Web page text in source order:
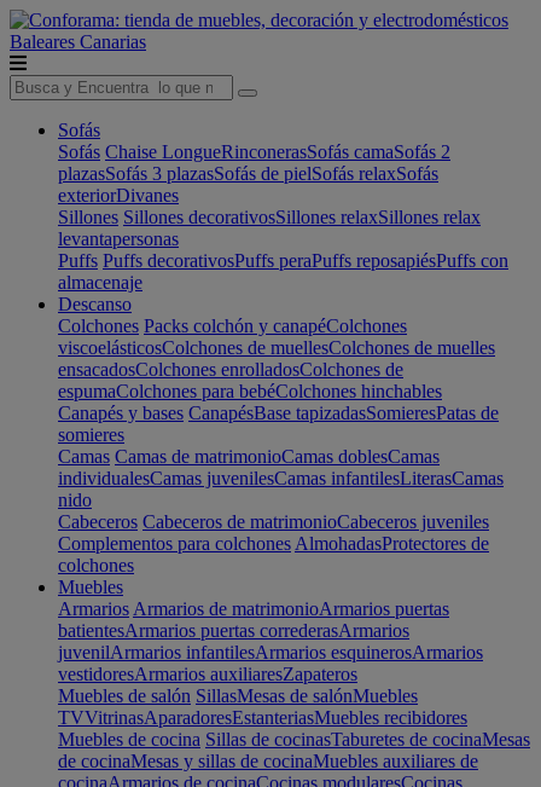
Baleares Canarias
Sofás
Sofás Chaise LongueRinconerasSofás camaSofás 2
plazasSofás 3 plazasSofás de pielSofás relaxSofás
exteriorDivanes
Sillones Sillones decorativosSillones relaxSillones relax
levantapersonas
Puffs Puffs decorativosPuffs peraPuffs reposapiésPuffs con
almacenaje
Descanso
Colchones Packs colchón y canapéColchones
viscoelásticosColchones de muellesColchones de muelles
ensacadosColchones enrolladosColchones de
espumaColchones para bebéColchones hinchables
Canapés y bases CanapésBase tapizadasSomieresPatas de
somieres
Camas Camas de matrimonioCamas doblesCamas
individualesCamas juvenilesCamas infantilesLiterasCamas
nido
Cabeceros Cabeceros de matrimonioCabeceros juveniles
Complementos para colchones AlmohadasProtectores de
colchones
Muebles
Armarios Armarios de matrimonioArmarios puertas
batientesArmarios puertas correderasArmarios
juvenilArmarios infantilesArmarios esquinerosArmarios
vestidoresArmarios auxiliaresZapateros
Muebles de salón SillasMesas de salónMuebles
TVVitrinasAparadoresEstanteriasMuebles recibidores
Muebles de cocina Sillas de cocinasTaburetes de cocinaMesas
de cocinaMesas y sillas de cocinaMuebles auxiliares de
cocinaArmarios de cocinaCocinas modularesCocinas